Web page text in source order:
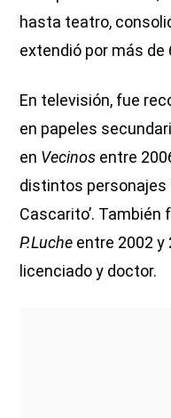
hasta teatro,
extendió por más de
En televisión, fue
en papeles
en Vecinos entre
distintos personajes
Cascarito’.
P.Luche entre 2002 y
licenciado y doctor.